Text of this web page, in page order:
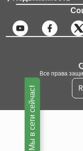
Все права
Мы в сети сейчас!